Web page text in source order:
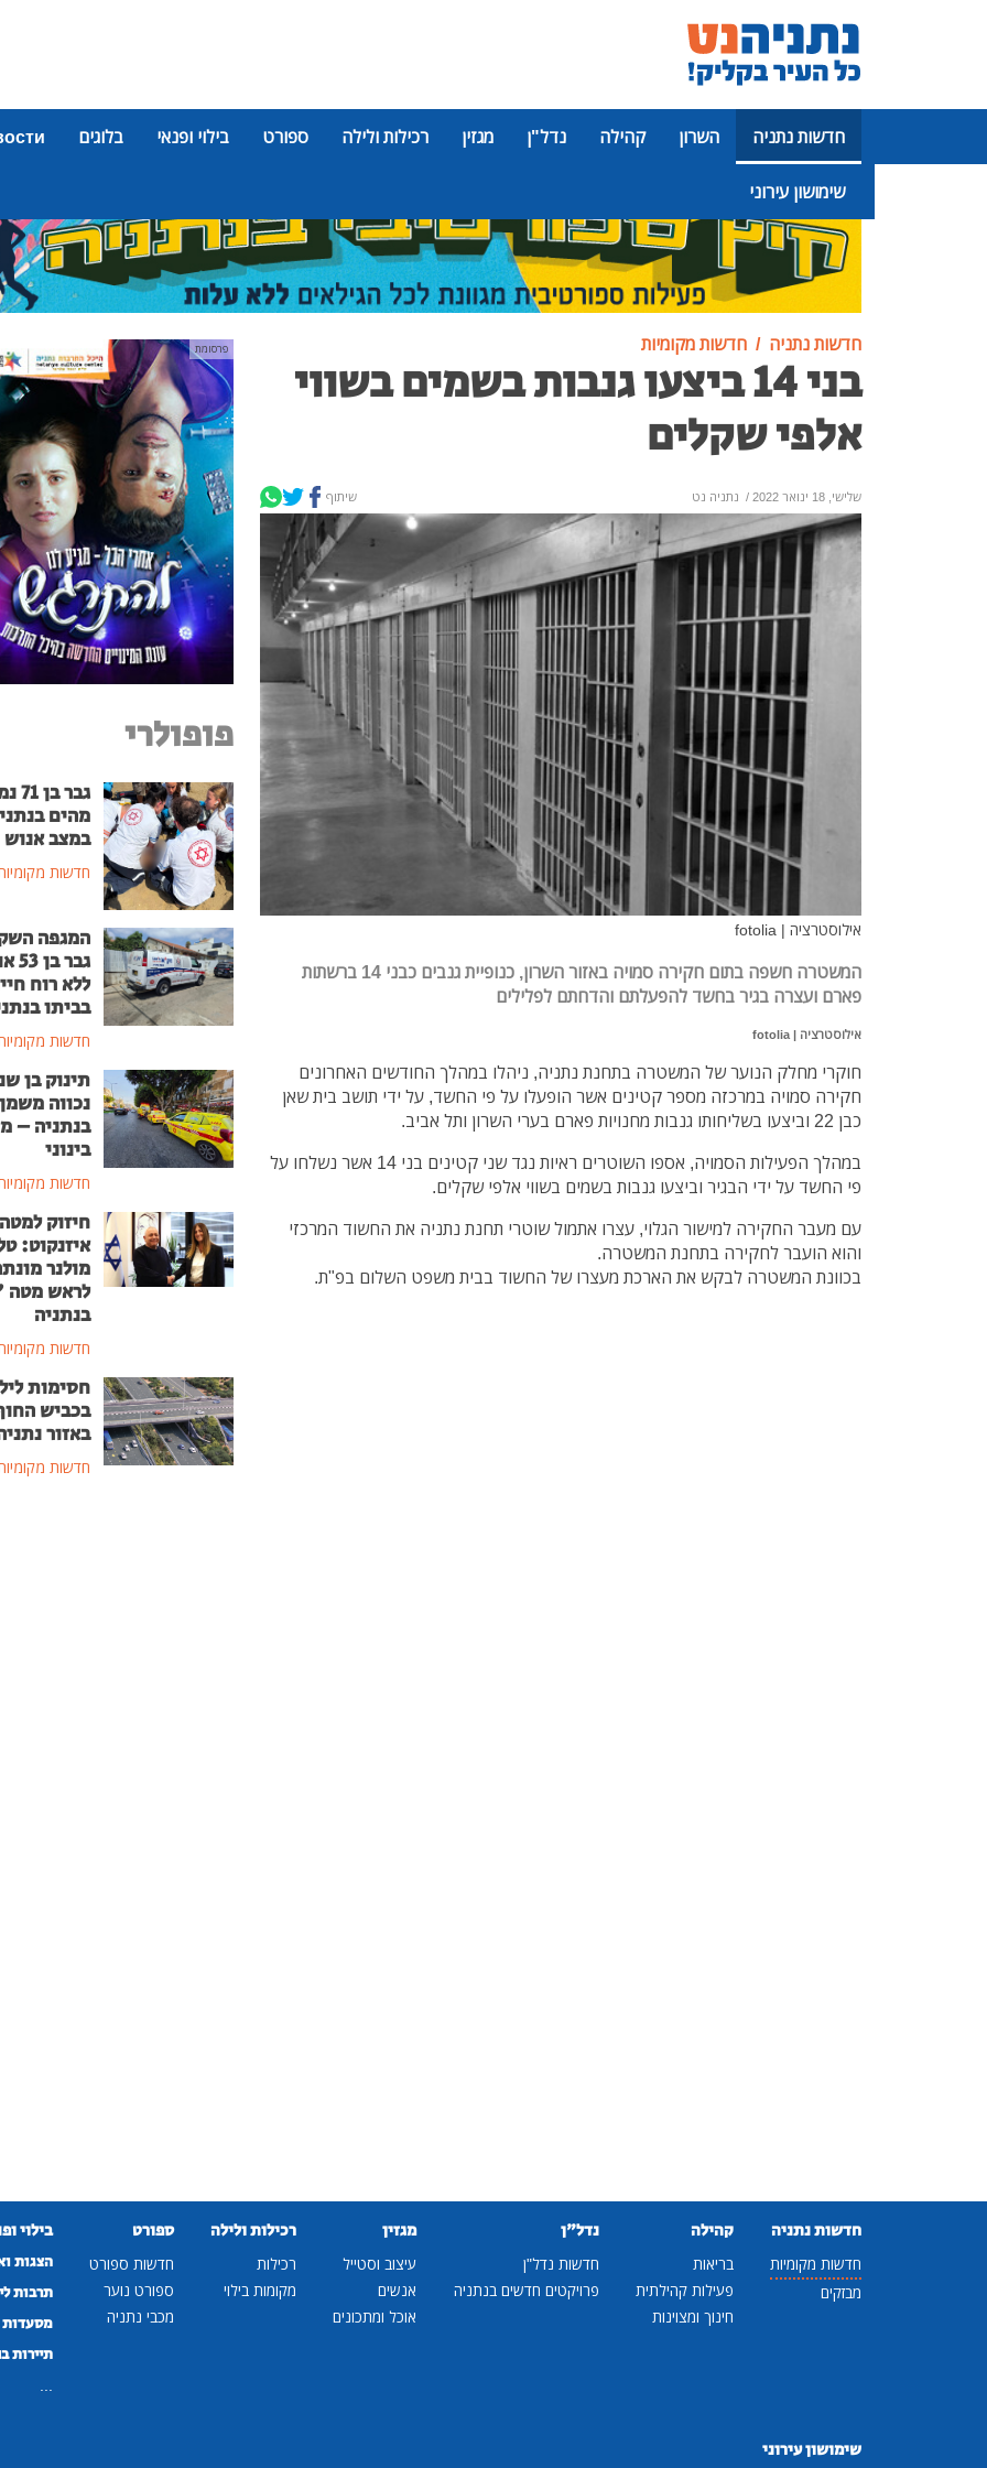
חדשות נתניה השרון קהילה נדל"ן מגזין רכילות ולילה ספורט בילוי ופנאי בלוגים
שימושון עירוני
פרסומת
חדשות נתניה חדשות מקומיות
בני 14 ביצעו גנבות בשמים בשווי
אלפי שקלים
שלישי, 18 ינואר 2022 / נתניה נט שיתוף
אילוסטרציה | fotolia
המשטרה חשפה בתום חקירה סמויה באזור השרון, כנופיית גנבים כבני 14 ברשתות
פארם ועצרה בגיר בחשד להפעלתם והדחתם לפלילים
אילוסטרציה | fotolia
חוקרי מחלק הנוער של המשטרה בתחנת נתניה, ניהלו במהלך החודשים האחרונים
חקירה סמויה במרכזה מספר קטינים אשר הופעלו על פי החשד, על ידי תושב בית שאן
כבן 22 וביצעו בשליחותו גנבות מחנויות פארם בערי השרון ותל אביב.
במהלך הפעילות הסמויה, אספו השוטרים ראיות נגד שני קטינים בני 14 אשר נשלחו על
פי החשד על ידי הבגיר וביצעו גנבות בשמים בשווי אלפי שקלים.
עם מעבר החקירה למישור הגלוי, עצרו אתמול שוטרי תחנת נתניה את החשוד המרכזי
והוא הועבר לחקירה בתחנת המשטרה.
בכוונת המשטרה לבקש את הארכת מעצרו של החשוד בבית משפט השלום בפ"ת.
פרסומת
פופולרי
גבר
מהים
במצב אנוש
חדשות
המגפה
גבר
ללא רוח
בביתו
חדשות
תינוק בן
נכווה
בנתניה –
בינוני
חדשות
חיזוק למטה
איזנקוט:
מולנר
לראש
בנתניה
חדשות
חסימות
בכביש
באזור
חדשות
חדשות נתניה
חדשות מקומיות
מבזקים
קהילה
בריאות
פעילות קהילתית
חינוך ומצוינות
נדל"ן
חדשות נדל"ן
פרויקטים חדשים בנתניה
מגזין
עיצוב וסטייל
אנשים
אוכל ומתכונים
רכילות ולילה
רכילות
מקומות בילוי
ספורט
חדשות ספורט
ספורט נוער
מכבי נתניה
בילוי
הצגות
תרבות
מסעדות
תיירות
שימושון עירוני